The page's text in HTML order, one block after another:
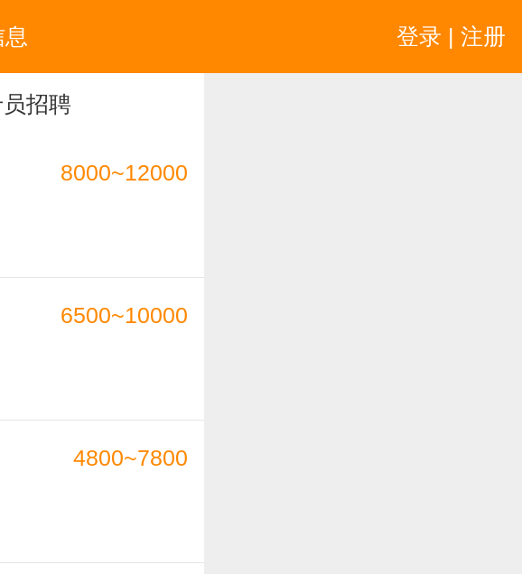
登录 | 注册
招聘
8000~12000
6500~10000
4800~7800